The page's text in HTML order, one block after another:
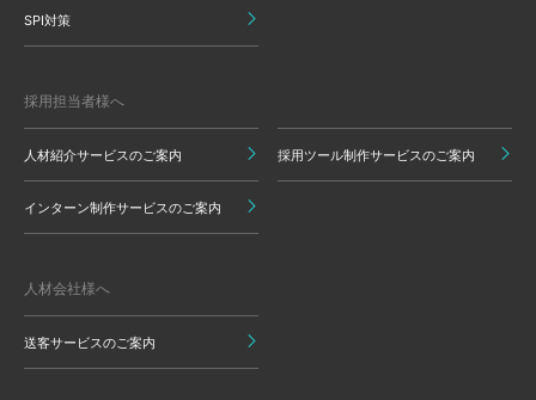
SPI対策
採用担当者様へ
人材紹介サービスのご案内 採用ツール制作サービスのご案内
インターン制作サービスのご案内
人材会社様へ
送客サービスのご案内